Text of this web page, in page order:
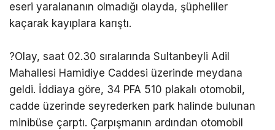
eseri yaralananın olmadığı olayda, şüpheliler
kaçarak kayıplara karıştı.
?Olay, saat 02.30 sıralarında Sultanbeyli Adil
Mahallesi Hamidiye Caddesi üzerinde meydana
geldi. İddiaya göre, 34 PFA 510 plakalı otomobil,
cadde üzerinde seyrederken park halinde bulunan
minibüse çarptı. Çarpışmanın ardından otomobil